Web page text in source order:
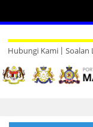
Hubungi Kami
Direktori
Soalan